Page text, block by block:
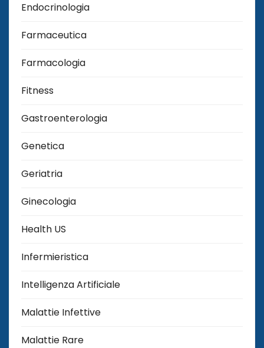
Endocrinologia
Farmaceutica
Farmacologia
Fitness
Gastroenterologia
Genetica
Geriatria
Ginecologia
Health US
Infermieristica
Intelligenza Artificiale
Malattie Infettive
Malattie Rare